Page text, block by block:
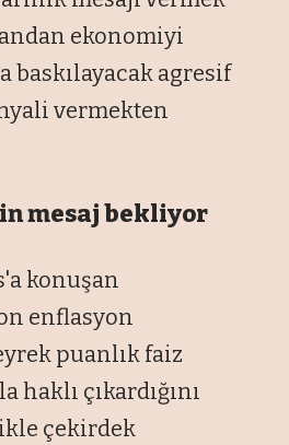
ekonomiyi
baskılayacak agresif
vermekten
mesaj bekliyor
konuşan
enflasyon
puanlık faiz
haklı çıkardığını
çekirdek